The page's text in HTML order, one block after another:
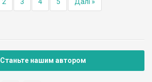
Станьте нашим автором